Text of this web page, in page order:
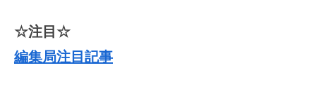
☆注目☆
編集局注目記事